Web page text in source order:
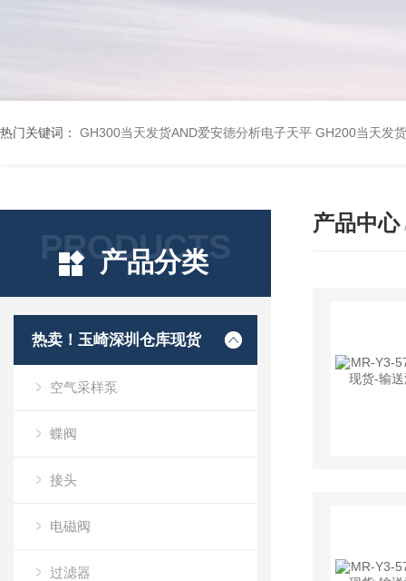
热门关键词： GH300当天发货AND爱安德分析电子天平 GH200当天发
PRODUCTS
产品分类
热卖！玉崎深圳仓库现货
空气采样泵
蝶阀
接头
电磁阀
过滤器
产品中心